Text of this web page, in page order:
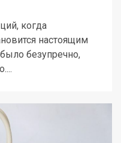
когда
настоящим
безупречно,